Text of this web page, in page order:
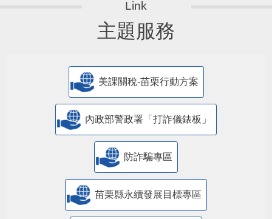
主題服務
美課關稅-苗栗行動方案
內政部警政署「打詐儀錶板」
防詐騙專區
苗栗縣永續發展目標專區